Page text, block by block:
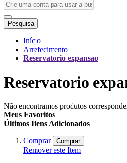
Pesquisa
Início
Arrefecimento
Reservatorio expansao
Reservatorio
Não encontramos produtos
Meus Favoritos
Últimos Itens Adicionados
Comprar Comprar
Remover este Item